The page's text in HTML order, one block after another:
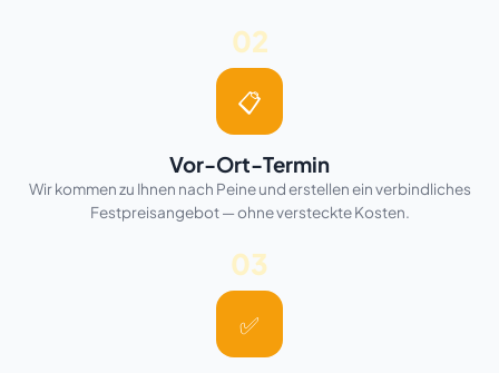
02
📋
Vor-Ort-Termin
Wir kommen zu Ihnen nach Peine und erstellen ein verbindliches
Festpreisangebot — ohne versteckte Kosten.
03
✅